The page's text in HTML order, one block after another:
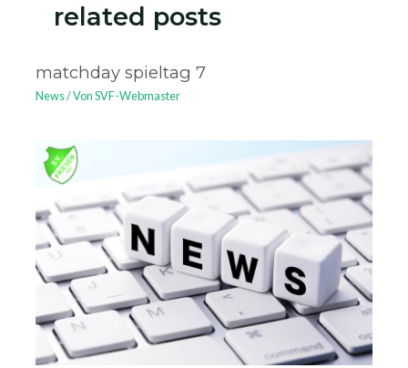
related posts
matchday spieltag 7
News/ VonSVF-Webmaster